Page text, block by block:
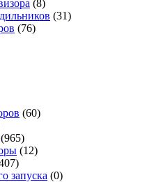
(8)
(31)
(76)
(60)
(965)
(12)
запуска (0)